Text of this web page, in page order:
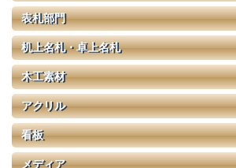
表札部門
机上名札・卓上名札
木工素材
アクリル
看板
メディア